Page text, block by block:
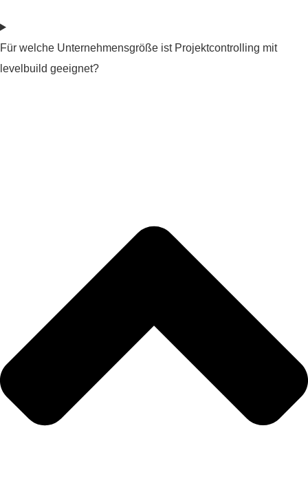
Für welche Unternehmensgröße ist Projektcontrolling mit
levelbuild geeignet?